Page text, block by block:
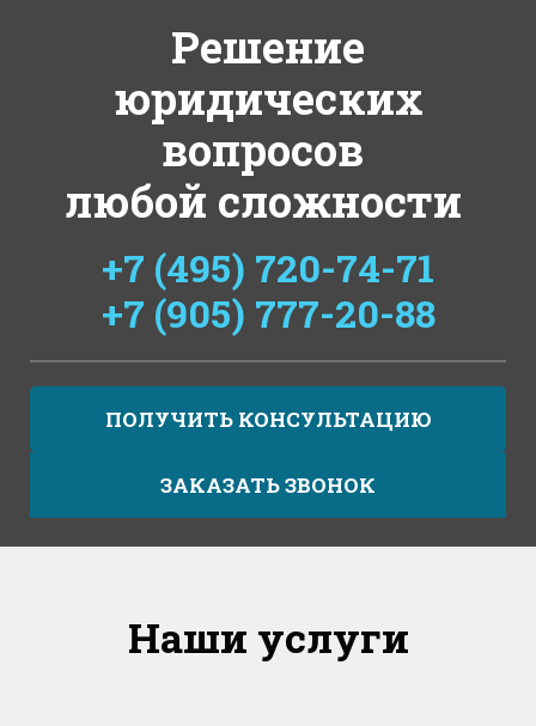
Решение
юридических
вопросов
любой сложности
+7 (495) 720-74-71
+7 (905) 777-20-88
ПОЛУЧИТЬ КОНСУЛЬТАЦИЮ
ЗАКАЗАТЬ ЗВОНОК
Наши услуги